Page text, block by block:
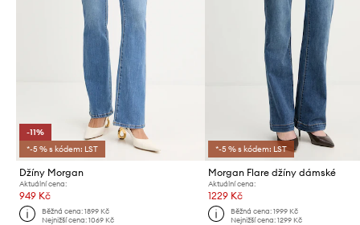
-11%
*-5 % s kódem: LST
Džíny Morgan
Aktuální cena:
949 Kč
Běžná cena:1899 Kč
Nejnižší cena:1069 Kč
*-5 % s kódem: LST
Morgan Flare džíny dámské
Aktuální cena:
1229 Kč
Běžná cena: 1999 Kč
Nejnižší cena: 1299 Kč